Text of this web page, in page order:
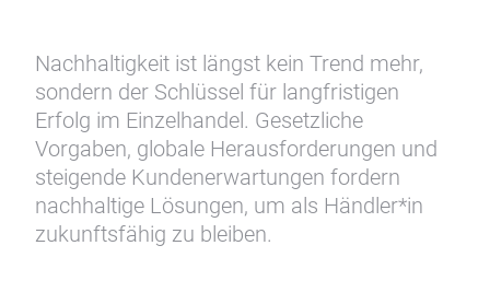
Nachhaltigkeit im Einzelhandel
Nachhaltigkeit ist längst kein Trend mehr,
sondern der Schlüssel für langfristigen
Erfolg im Einzelhandel. Gesetzliche
Vorgaben, globale Herausforderungen und